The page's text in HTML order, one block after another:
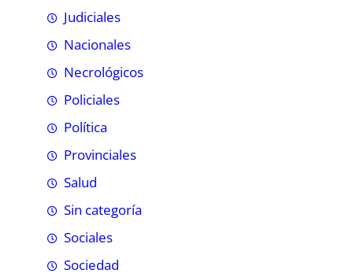
Judiciales
Nacionales
Necrológicos
Policiales
Política
Provinciales
Salud
Sin categoría
Sociales
Sociedad